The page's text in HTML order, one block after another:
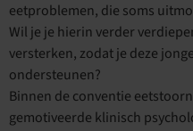
eetproblemen, die soms
Wil je je hierin verder
versterken, zodat je deze
ondersteunen?
Binnen de conventie
gemotiveerde klinisch